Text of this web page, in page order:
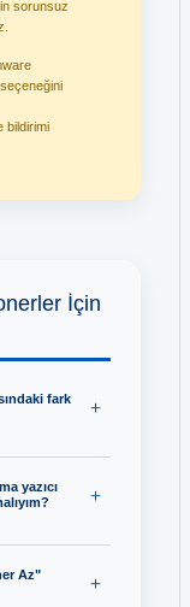
sorunsuz
bildirimi
İçin
fark
yazıcı
Az"